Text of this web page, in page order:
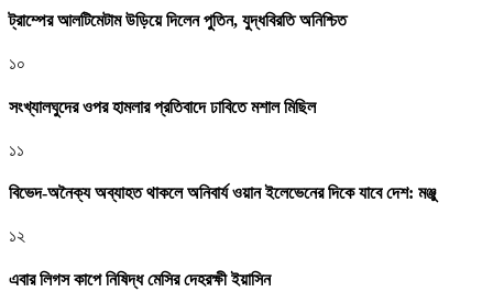
ট্রাম্পের আলটিমেটাম উড়িয়ে দিলেন পুতিন, যুদ্ধবিরতি অনিশ্চিত
১০
সংখ্যালঘুদের ওপর হামলার প্রতিবাদে ঢাবিতে মশাল মিছিল
১১
বিভেদ-অনৈক্য অব্যাহত থাকলে অনিবার্য ওয়ান ইলেভেনের দিকে যাবে দেশ: মঞ্জু
১২
এবার লিগস কাপে নিষিদ্ধ মেসির দেহরক্ষী ইয়াসিন